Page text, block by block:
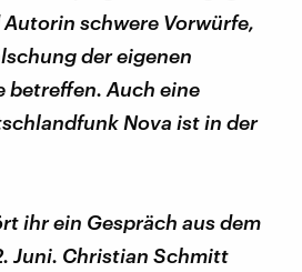
schwere Vorwürfe,
der eigenen
betreffen. Auch eine
Nova ist in der
ihr ein Gespräch aus dem
Juni. Christian Schmitt